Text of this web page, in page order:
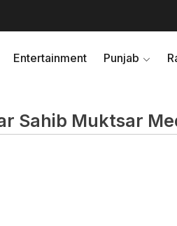
Entertainment Punjab
Sahib Muktsar